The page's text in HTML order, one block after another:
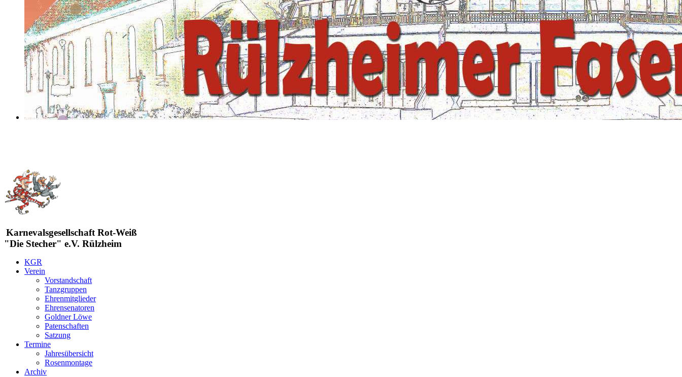
Karnevalsgesellschaft Rot-Weiß
"Die Stecher" e.V. Rülzheim
KGR
Verein
Vorstandschaft
Tanzgruppen
Ehrenmitglieder
Ehrensenatoren
Goldner Löwe
Patenschaften
Satzung
Termine
Jahresübersicht
Rosenmontage
Archiv